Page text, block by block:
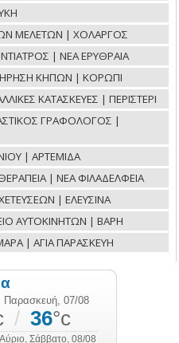
ΜΕΛΕΤΩΝ | ΧΟΛΑΡΓΟΣ
| ΝΕΑ ΕΡΥΘΡΑΙΑ
ΚΗΠΩΝ | ΚΟΡΩΠΙ
ΚΑΤΑΣΚΕΥΕΣ | ΠΕΡΙΣΤΕΡΙ
ΓΡΑΦΟΛΟΓΟΣ |
| ΑΡΤΕΜΙΔΑ
| ΝΕΑ ΦΙΛΑΔΕΛΦΕΙΑ
| ΕΛΕΥΣΙΝΑ
ΑΥΤΟΚΙΝΗΤΩΝ | ΒΑΡΗ
| ΑΓΙΑ ΠΑΡΑΣΚΕΥΗ